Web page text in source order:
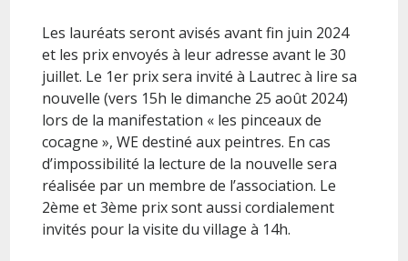
Les lauréats seront avisés avant fin juin 2024
et les prix envoyés à leur adresse avant le 30
juillet. Le 1er prix sera invité à Lautrec à lire sa
nouvelle (vers 15h le dimanche 25 août 2024)
lors de la manifestation « les pinceaux de
cocagne », WE destiné aux peintres. En cas
d’impossibilité la lecture de la nouvelle sera
réalisée par un membre de l’association. Le
2ème et 3ème prix sont aussi cordialement
invités pour la visite du village à 14h.